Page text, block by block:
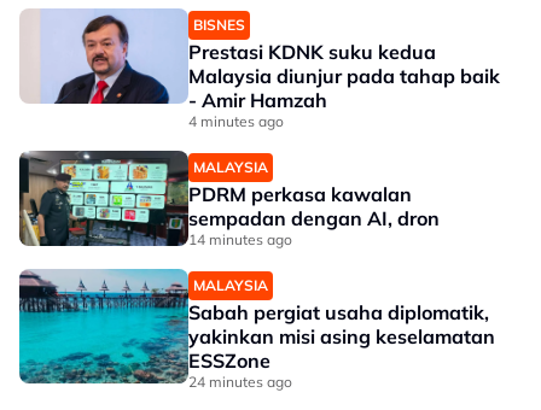
BISNES
Prestasi KDNK suku kedua
Malaysia diunjur pada tahap baik
- Amir Hamzah
4 minutes ago
MALAYSIA
PDRM perkasa kawalan
sempadan dengan AI, dron
14 minutes ago
MALAYSIA
Sabah pergiat usaha diplomatik,
yakinkan misi asing keselamatan
ESSZone
24 minutes ago